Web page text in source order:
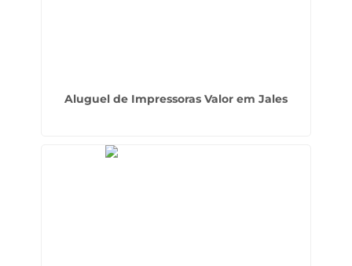
Aluguel de Impressoras Valor em Jales